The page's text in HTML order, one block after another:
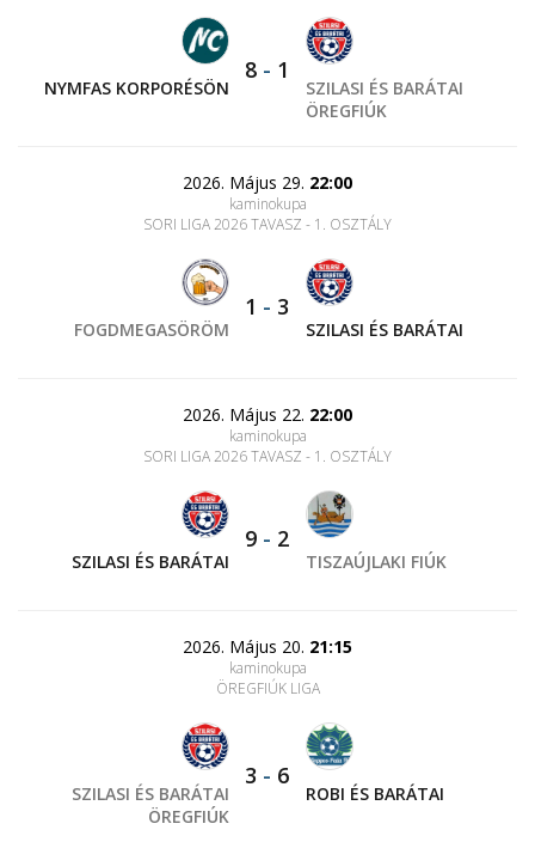
NYMFAS KORPORÉSÖN
8 - 1
SZILASI ÉS BARÁTAI
ÖREGFIÚK
2026. Május 29. 22:00
kaminokupa
SORI LIGA 2026 TAVASZ - 1. OSZTÁLY
FOGDMEGASÖRÖM
1 - 3
SZILASI ÉS BARÁTAI
2026. Május 22. 22:00
kaminokupa
SORI LIGA 2026 TAVASZ - 1. OSZTÁLY
SZILASI ÉS BARÁTAI
9 - 2
TISZAÚJLAKI FIÚK
2026. Május 20. 21:15
kaminokupa
ÖREGFIÚK LIGA
SZILASI ÉS BARÁTAI
ÖREGFIÚK
3 - 6
ROBI ÉS BARÁTAI